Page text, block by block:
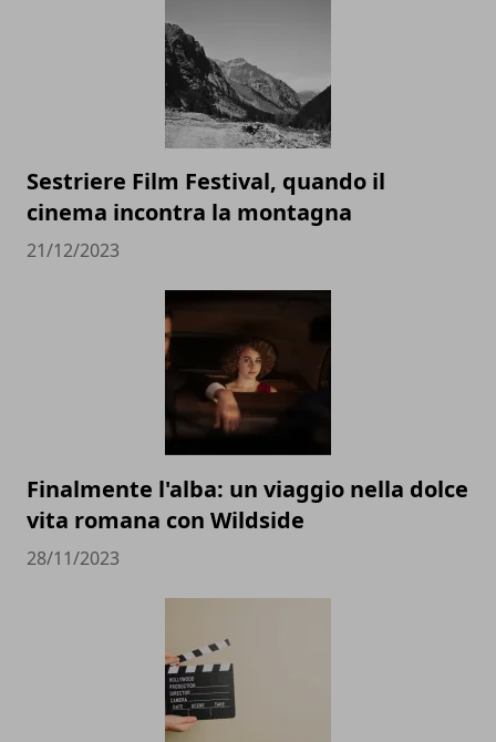
Sestriere Film Festival, quando il
cinema incontra la montagna
21/12/2023
Finalmente l'alba: un viaggio nella dolce
vita romana con Wildside
28/11/2023